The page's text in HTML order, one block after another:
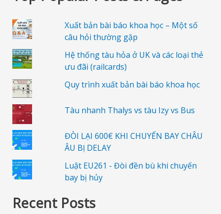
Xuất bản bài báo khoa học – Một số
câu hỏi thường gặp
Hệ thống tàu hỏa ở UK và các loại thẻ
ưu đãi (railcards)
Quy trình xuất bản bài báo khoa học
Tàu nhanh Thalys vs tàu Izy vs Bus
ĐÒI LẠI 600€ KHI CHUYẾN BAY CHÂU
ÂU BỊ DELAY
Luật EU261 - Đòi đền bù khi chuyến
bay bị hủy
Recent Posts